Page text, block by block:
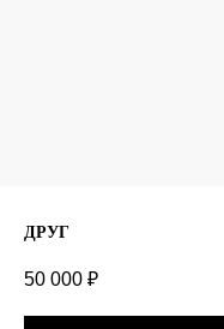
ДРУГ
50 000 ₽